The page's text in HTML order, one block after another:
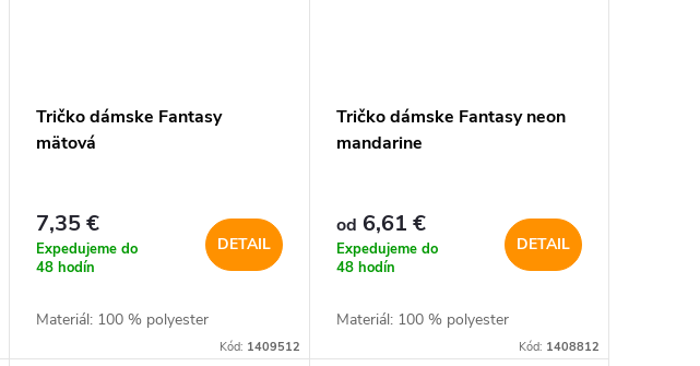
Tričko dámske Fantasy
mätová
7,35 €
Expedujeme do
48 hodín
DETAIL
Materiál: 100 % polyester
Kód: 1409512
Tričko dámske Fantasy neon
mandarine
od 6,61 €
Expedujeme do
48 hodín
DETAIL
Materiál: 100 % polyester
Kód: 1408812